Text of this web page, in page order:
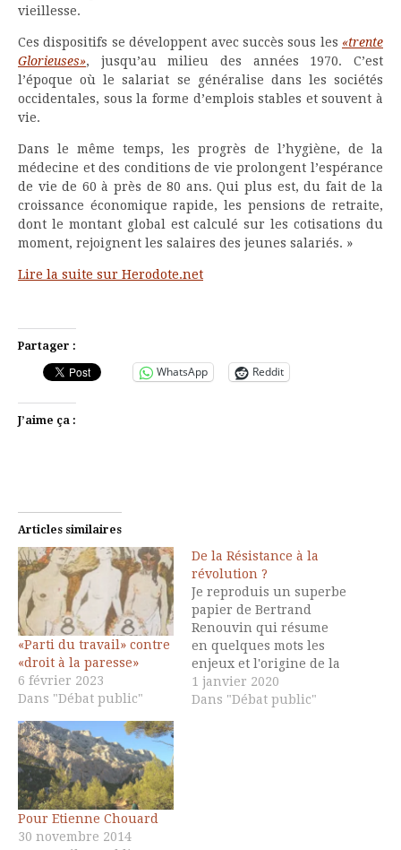
vieillesse.
Ces dispositifs se développent avec succès sous les «trente
Glorieuses», jusqu’au milieu des années 1970. C’est
l’époque où le salariat se généralise dans les sociétés
occidentales, sous la forme d’emplois stables et souvent à
vie.
Dans le même temps, les progrès de l’hygiène, de la
médecine et des conditions de vie prolongent l’espérance
de vie de 60 à près de 80 ans. Qui plus est, du fait de la
croissance économique rapide, les pensions de retraite,
dont le montant global est calculé sur les cotisations du
moment, rejoignent les salaires des jeunes salariés. »
Lire la suite sur Herodote.net
Partager :
WhatsApp Reddit
J’aime ça :
Articles similaires
«Parti du travail» contre
«droit à la paresse»
6 février 2023
Dans "Débat public"
De la Résistance à la
révolution ?
Je reproduis un superbe
papier de Bertrand
Renouvin qui résume
en quelques mots les
enjeux et l'origine de la
volonté de destruction
du régime des retraites
1 janvier 2020
Dans "Débat public"
Pour Etienne Chouard
30 novembre 2014